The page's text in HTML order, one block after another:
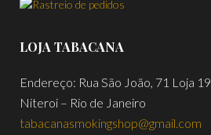
LOJA TABACANA
Endereço: Rua São João, 71 Loja 19
Niteroi – Rio de Janeiro
tabacanasmokingshop@gmail.com